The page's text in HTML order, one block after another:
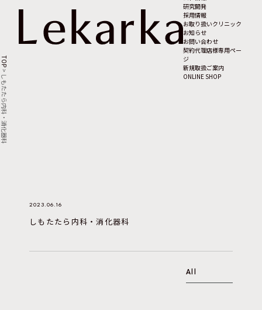
研究開発
採用情報
お取り扱いクリニック
お知らせ
お問い合わせ
契約代理店様専用ペー
ジ
新規取扱ご案内
ONLINE SHOP
TOP
>
しもたたら内科・消化器科
2023.06.16
しもたたら内科・消化器科
All